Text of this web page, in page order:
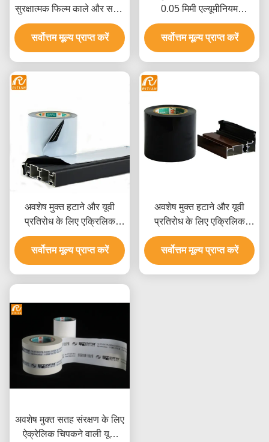
सुरक्षात्मक फिल्म काले और सफेद
रंग
सर्वोत्तम मूल्य प्राप्त करें
0.05 मिमी एल्यूमीनियम
सुरक्षात्मक फिल्म
सर्वोत्तम मूल्य प्राप्त करें
अवशेष मुक्त हटाने और यूवी
प्रतिरोध के लिए एक्रिलिक
चिपकने वाला के साथ टिकाऊ
पॉलीथीन एल्यूमीनियम सुरक्षात्मक
फिल्म
सर्वोत्तम मूल्य प्राप्त करें
अवशेष मुक्त हटाने और यूवी
प्रतिरोध के लिए एक्रिलिक
आधारित चिपकने वाला
एल्यूमीनियम सुरक्षात्मक फिल्म 6
महीने
सर्वोत्तम मूल्य प्राप्त करें
अवशेष मुक्त सतह संरक्षण के लिए
ऐक्रेलिक चिपकने वाली यूवी